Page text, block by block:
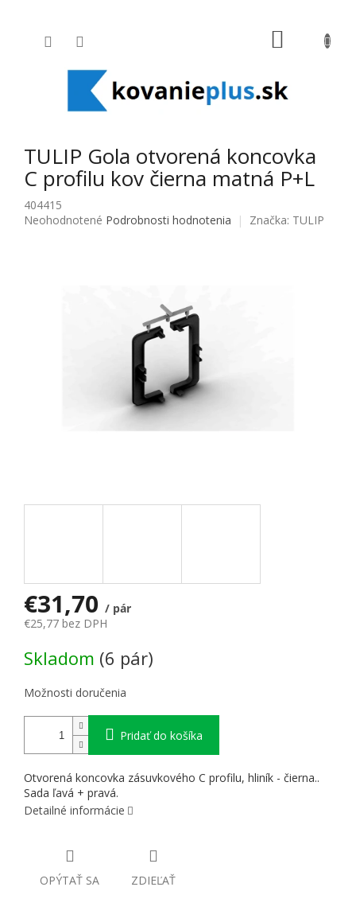
TULIP Gola otvorená koncovka
C profilu kov čierna matná P+L
404415
Priemerné hodnotenie produktu je 0,0 z 5 hviezdičiek.
Neohodnotené Podrobnosti hodnotenia Značka: TULIP
€31,70 / pár
€25,77 bez DPH
Skladom (6 pár)
Možnosti doručenia
Pridať do košíka
Otvorená koncovka zásuvkového C profilu, hliník - čierna..
Sada ľavá + pravá.
Detailné informácie
OPÝTAŤ SA ZDIEĽAŤ